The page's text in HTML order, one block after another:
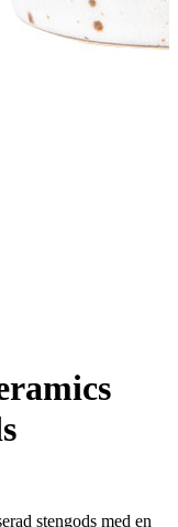
stengods med en